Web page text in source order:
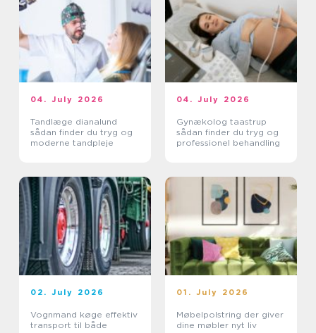
04. July 2026
Tandlæge dianalund
sådan finder du tryg og
moderne tandpleje
04. July 2026
Gynækolog taastrup
sådan finder du tryg og
professionel behandling
02. July 2026
Vognmand køge effektiv
transport til både
01. July 2026
Møbelpolstring der giver
dine møbler nyt liv